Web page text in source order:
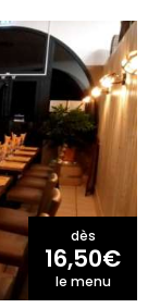
dès
16,50€
le menu